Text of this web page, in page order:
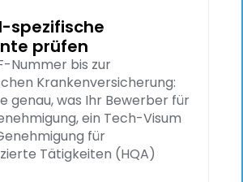
spezifische
prüfen
Nummer bis zur
Krankenversicherung:
genau, was Ihr Bewerber für
ein Tech-Visum
für
Tätigkeiten (HQA)